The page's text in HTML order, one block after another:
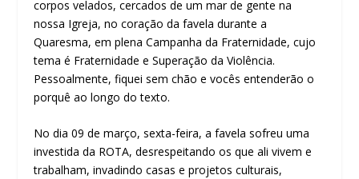
corpos velados, cercados de um mar de gente na
nossa Igreja, no coração da favela durante a
Quaresma, em plena Campanha da Fraternidade, cujo
tema é Fraternidade e Superação da Violência.
Pessoalmente, fiquei sem chão e vocês entenderão o
porquê ao longo do texto.
No dia 09 de março, sexta-feira, a favela sofreu uma
investida da ROTA, desrespeitando os que ali vivem e
trabalham, invadindo casas e projetos culturais,